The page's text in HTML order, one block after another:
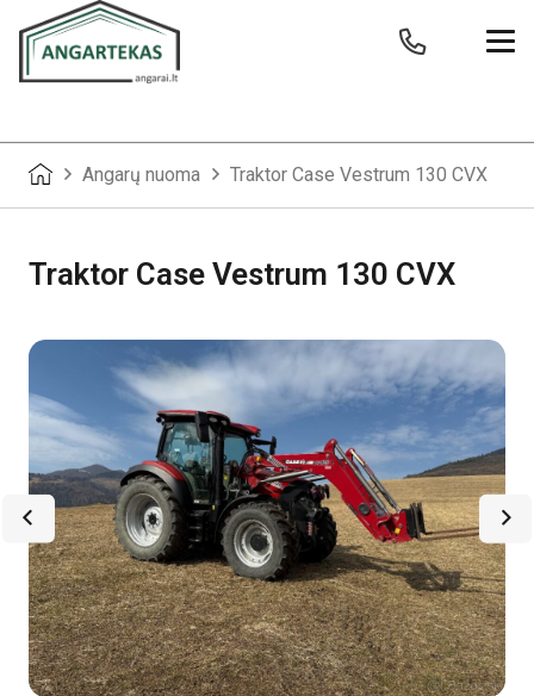
Angarų nuoma Traktor Case Vestrum 130 CVX
Traktor Case Vestrum 130 CVX